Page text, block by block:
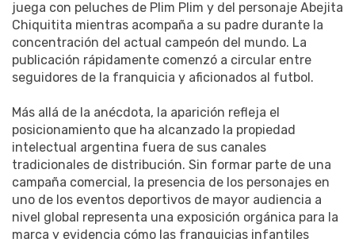
juega con peluches de Plim Plim y del personaje Abejita
Chiquitita mientras acompaña a su padre durante la
concentración del actual campeón del mundo. La
publicación rápidamente comenzó a circular entre
seguidores de la franquicia y aficionados al futbol.
Más allá de la anécdota, la aparición refleja el
posicionamiento que ha alcanzado la propiedad
intelectual argentina fuera de sus canales
tradicionales de distribución. Sin formar parte de una
campaña comercial, la presencia de los personajes en
uno de los eventos deportivos de mayor audiencia a
nivel global representa una exposición orgánica para la
marca y evidencia cómo las franquicias infantiles